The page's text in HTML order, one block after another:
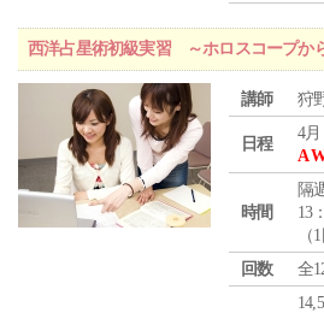
西洋占星術初級実習 ～ホロスコープか
講師 狩
日程
4月
A
時間
隔
13
（
回数
全